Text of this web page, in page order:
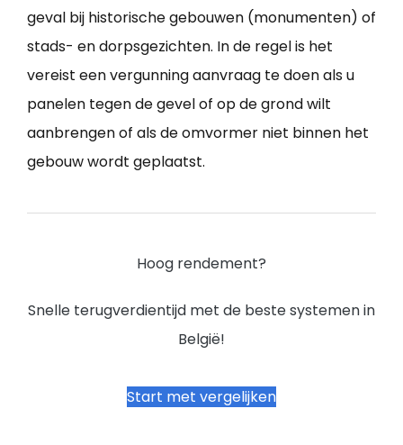
geval bij historische gebouwen (monumenten) of
stads- en dorpsgezichten. In de regel is het
vereist een vergunning aanvraag te doen als u
panelen tegen de gevel of op de grond wilt
aanbrengen of als de omvormer niet binnen het
gebouw wordt geplaatst.
Hoog rendement?
Snelle terugverdientijd met de beste systemen in
België!
Start met vergelijken